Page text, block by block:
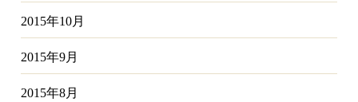
2015年10月
2015年9月
2015年8月